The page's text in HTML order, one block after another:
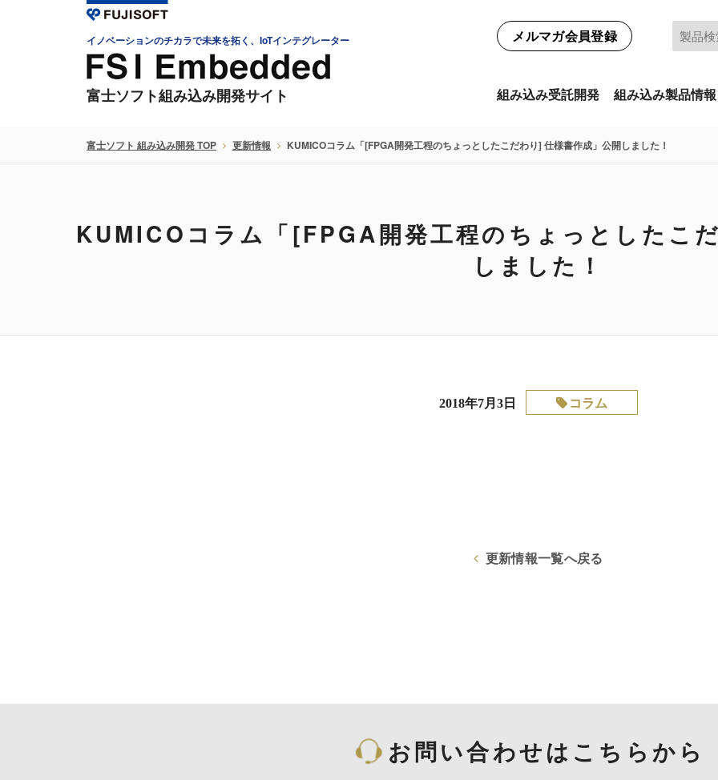
イノベーションのチカラで未来を拓く、IoTインテグレーター
富士ソフト組み込み開発サイト
メルマガ会員登録
組み込み受託開発 組み込み製品情報
富士ソフト 組み込み開発 TOP 更新情報 KUMICOコラム「[FPGA開発工程のちょっとしたこだわり] 仕様書作成」公開しました！
KUMICOコラム「[FPGA開発工程のちょっとしたこ
しました！
2018年7月3日 コラム
更新情報一覧へ戻る
お問い合わせはこちらから